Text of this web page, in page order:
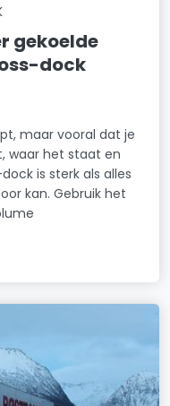
gekoelde
dock
maar vooral dat je
waar het staat en
is sterk als alles
kan. Gebruik het